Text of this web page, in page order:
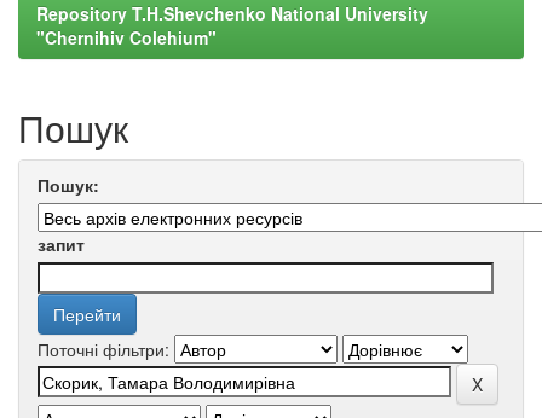
Repository T.H.Shevchenko National University
"Chernihiv Colehium"
Пошук
Пошук:
запит
Поточні фільтри: